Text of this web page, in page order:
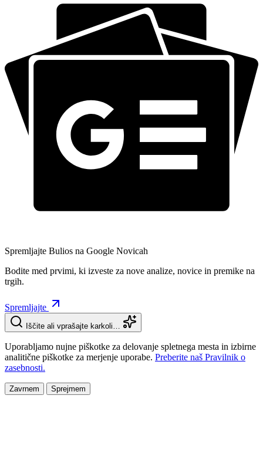
Spremljajte Bulios na Google Novicah
Bodite med prvimi, ki izveste za nove analize, novice in premike na
trgih.
Spremljajte
Iščite ali vprašajte karkoli…
Uporabljamo nujne piškotke za delovanje spletnega mesta in izbirne
analitične piškotke za merjenje uporabe. Preberite naš Pravilnik o
zasebnosti.
Zavrnem Sprejmem